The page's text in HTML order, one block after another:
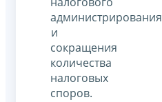
администрирования
и
сокращения
количества
налоговых
споров.